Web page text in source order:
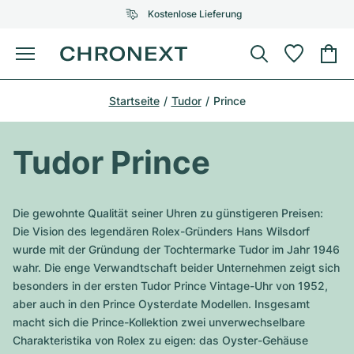
Kostenlose Lieferung
Menü
AUSGEWÄHLTE MARKEN
Alle Rolex Modelle
Top-Modelle
Air-King
Omega
Alle Omega Modelle
Top-Modelle
Patek Philippe
Alle Patek Philippe Modelle
Top-Modelle
Audemars Piguet
Alle Audemars Piguet Modelle
Cartier
Breitling
Certified Pre-Owned
Schmuck
AUSGEWÄHLTE MARKEN
Tiffany
Louis Vuitton
Gebauer & Gebauer
Van Cleef & Arpels
Bvlgari
Neuzugänge
Service
Startseite Tudor Prince
Tudor Prince
Die gewohnte Qualität seiner Uhren zu günstigeren Preisen:
Die Vision des legendären Rolex-Gründers Hans Wilsdorf
wurde mit der Gründung der Tochtermarke Tudor im Jahr 1946
wahr. Die enge Verwandtschaft beider Unternehmen zeigt sich
besonders in der ersten Tudor Prince Vintage-Uhr von 1952,
aber auch in den Prince Oysterdate Modellen. Insgesamt
macht sich die Prince-Kollektion zwei unverwechselbare
Charakteristika von Rolex zu eigen: das Oyster-Gehäuse